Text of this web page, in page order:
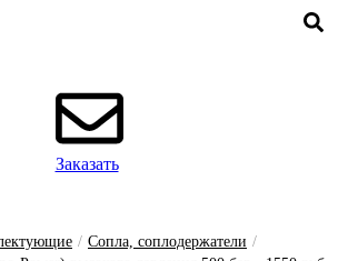
Заказать
/ Сопла, соплодержатели /